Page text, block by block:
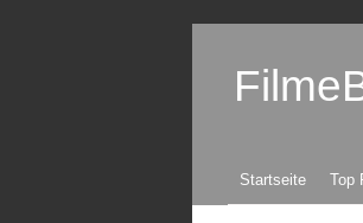
Zum Inhalt springen
Startseite Top